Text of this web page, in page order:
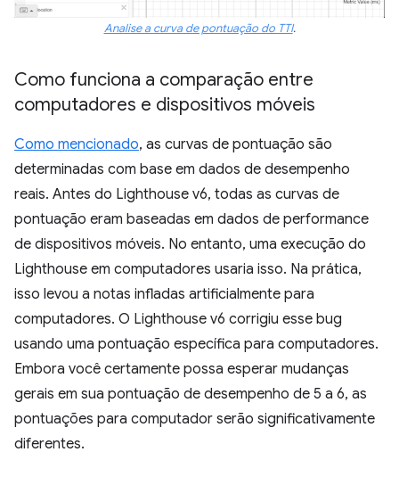
Analise a curva de pontuação do TTI.
Como funciona a comparação entre
computadores e dispositivos móveis
Como mencionado, as curvas de pontuação são
determinadas com base em dados de desempenho
reais. Antes do Lighthouse v6, todas as curvas de
pontuação eram baseadas em dados de performance
de dispositivos móveis. No entanto, uma execução do
Lighthouse em computadores usaria isso. Na prática,
isso levou a notas infladas artificialmente para
computadores. O Lighthouse v6 corrigiu esse bug
usando uma pontuação específica para computadores.
Embora você certamente possa esperar mudanças
gerais em sua pontuação de desempenho de 5 a 6, as
pontuações para computador serão significativamente
diferentes.